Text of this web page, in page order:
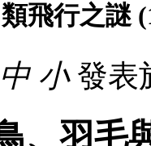
飛行之謎
中 小發表
、羽毛